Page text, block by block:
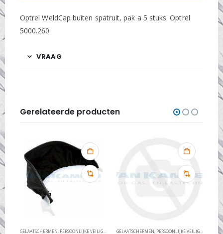
Optrel WeldCap buiten spatruit, pak a 5 stuks. Optrel
5000.260
VRAAG
Gerelateerde producten
GELAATSCHERMEN PERSOONLIJKE VEILIGHEID GELAATSCHERMEN PERSOONLIJKE VEILIGHEID